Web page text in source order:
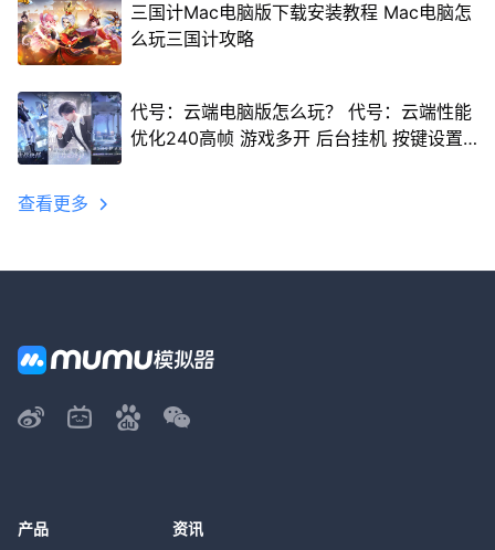
三国计Mac电脑版下载安装教程 Mac电脑怎
么玩三国计攻略
代号：云端电脑版怎么玩？ 代号：云端性能
优化240高帧 游戏多开 后台挂机 按键设置
查看更多
产品 资讯